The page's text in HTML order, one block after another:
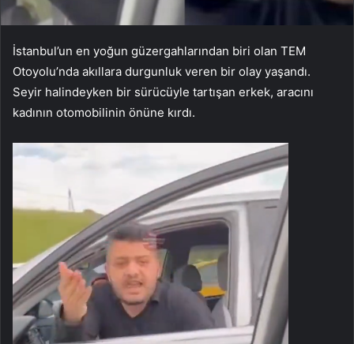
İstanbul’un en yoğun güzergahlarından biri olan TEM
Otoyolu’nda akıllara durgunluk veren bir olay yaşandı.
Seyir halindeyken bir sürücüyle tartışan erkek, aracını
kadının otomobilinin önüne kırdı.